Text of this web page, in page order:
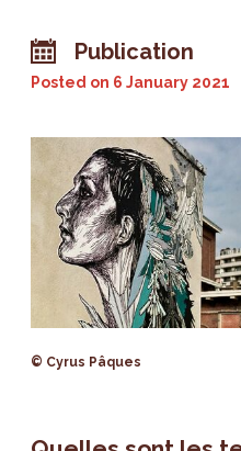
Publication
Posted on 6 January 2021
© Cyrus Pâques